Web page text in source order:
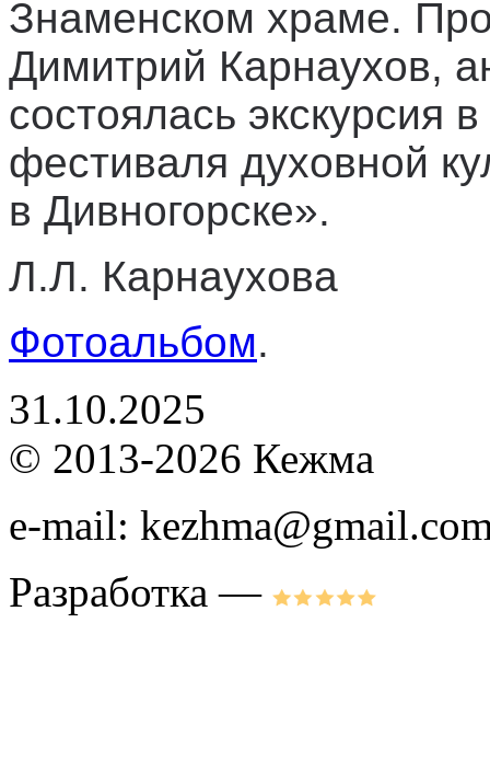
Знаменском храме.
Димитрий Карнаухов,
состоялась экскурсия
фестиваля духовной
в Дивногорске».
Л.Л. Карнаухова
Фотоальбом.
31.10.2025
© 2013-2026 Кежма
e-mail:
Разработка —